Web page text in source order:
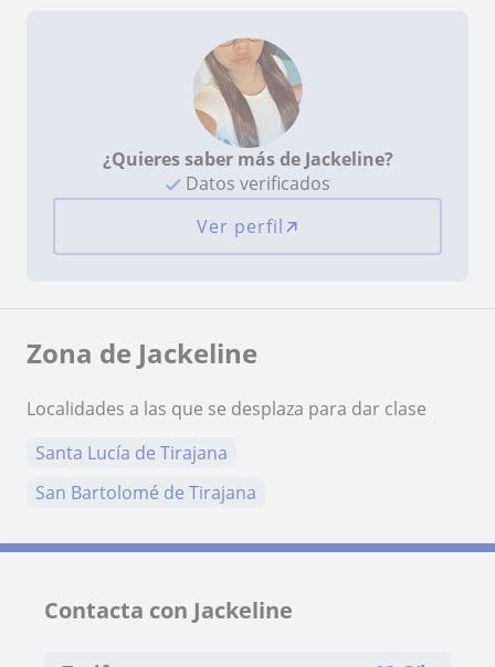
¿Quieres saber más de Jackeline?
Datos verificados
Ver perfil
Zona de Jackeline
Localidades a las que se desplaza para dar clase
Santa Lucía de Tirajana
San Bartolomé de Tirajana
Contacta con Jackeline